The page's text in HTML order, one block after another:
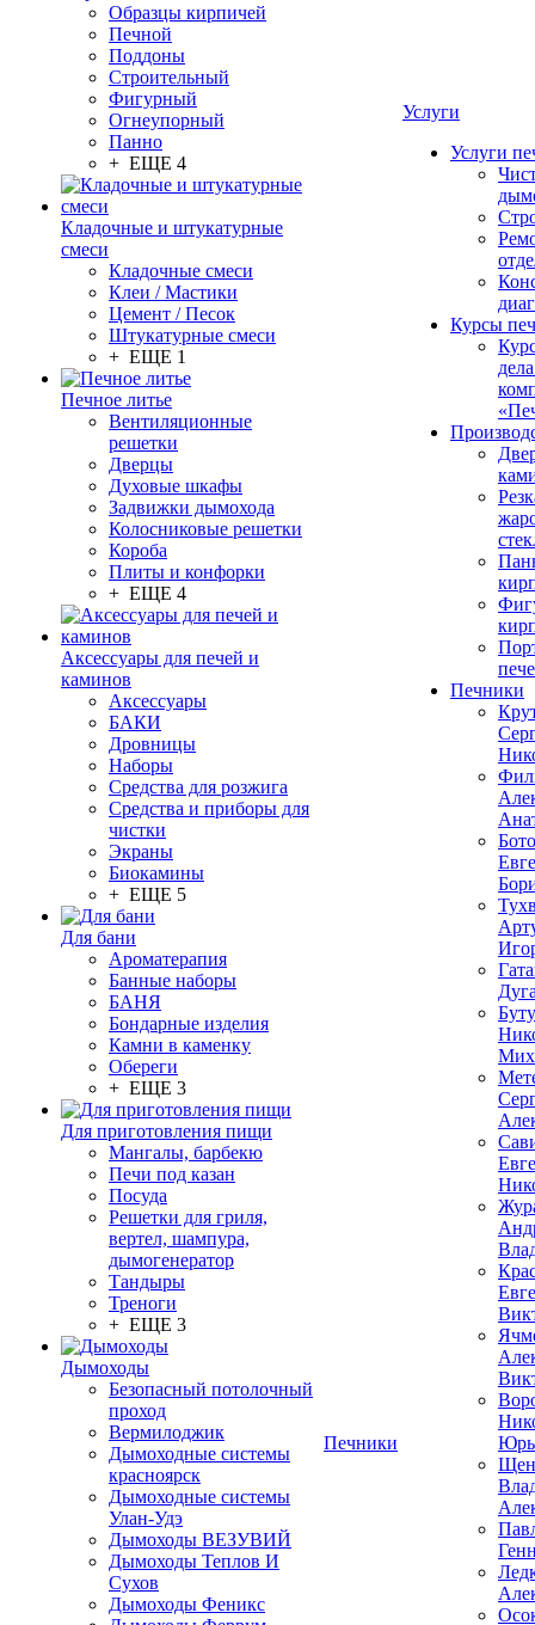
Образцы кирпичей
Печной
Поддоны
Строительный
Фигурный
Огнеупорный
Панно
+ ЕЩЕ 4
Кладочные и штукатурные
смеси
Кладочные смеси
Клеи / Мастики
Цемент / Песок
Штукатурные смеси
+ ЕЩЕ 1
Печное литье
Вентиляционные
решетки
Дверцы
Духовые шкафы
Задвижки дымохода
Колосниковые решетки
Короба
Плиты и конфорки
+ ЕЩЕ 4
Аксессуары для печей и
каминов
Аксессуары
БАКИ
Дровницы
Наборы
Средства для розжига
Средства и приборы для
чистки
Экраны
Биокамины
+ ЕЩЕ 5
Для бани
Ароматерапия
Банные наборы
БАНЯ
Бондарные изделия
Камни в каменку
Обереги
+ ЕЩЕ 3
Для приготовления пищи
Мангалы, барбекю
Печи под казан
Посуда
Решетки для гриля,
вертел, шампура,
дымогенератор
Тандыры
Треноги
+ ЕЩЕ 3
Дымоходы
Безопасный потолочный
проход
Вермилоджик
Дымоходные системы
красноярск
Дымоходные системы
Улан-Удэ
Дымоходы ВЕЗУВИЙ
Дымоходы Теплов И
Сухов
Дымоходы Феникс
Печники
Услуги
Услуги
Курсы
Печники